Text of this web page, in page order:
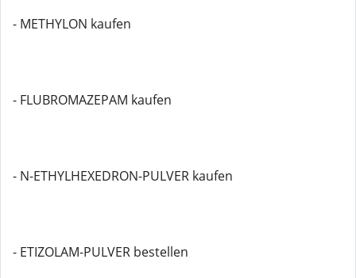
- METHYLON kaufen
- FLUBROMAZEPAM kaufen
- N-ETHYLHEXEDRON-PULVER kaufen
- ETIZOLAM-PULVER bestellen